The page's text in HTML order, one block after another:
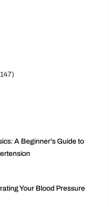
A Beginner's Guide to
Your Blood Pressure